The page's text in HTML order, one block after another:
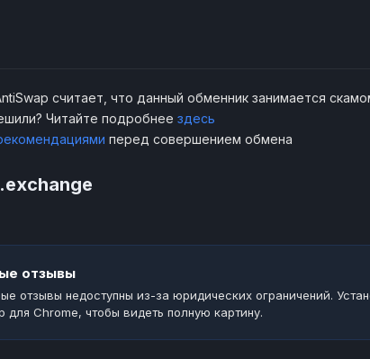
считает, что данный обменник занимается
Читайте подробнее здесь
перед совершением обмена
отзывы
отзывы недоступны из-за юридических ограничений.
для Chrome, чтобы видеть полную картину.